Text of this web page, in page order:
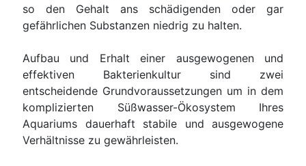
so den Gehalt ans schädigenden oder gar
gefährlichen Substanzen niedrig zu halten.
Aufbau und Erhalt einer ausgewogenen und
effektiven Bakterienkultur sind zwei
entscheidende Grundvoraussetzungen um in dem
komplizierten Süßwasser-Ökosystem Ihres
Aquariums dauerhaft stabile und ausgewogene
Verhältnisse zu gewährleisten.